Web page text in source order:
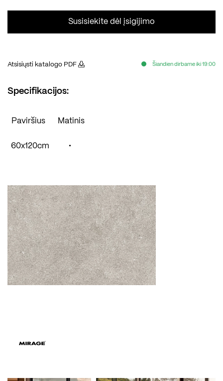
Susisiekite dėl įsigijimo
Atsisiųsti katalogo PDF Šiandien dirbame iki 19:00
Specifikacijos:
Paviršius Matinis
60x120cm •